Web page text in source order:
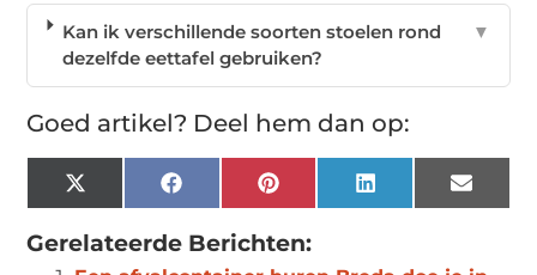
Kan ik verschillende soorten stoelen rond
dezelfde eettafel gebruiken?
▼
Goed artikel? Deel hem dan op:
X
(Twitter)
Facebook Pinterest LinkedIn Email
Gerelateerde Berichten: